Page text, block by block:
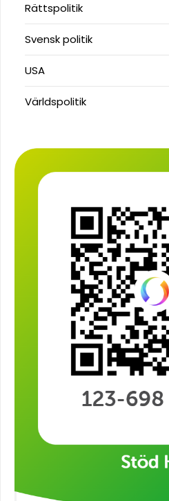
Rättspolitik
Svensk politik
USA
Världspolitik